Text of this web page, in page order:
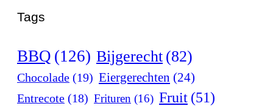
Tags
BBQ (126) Bijgerecht (82)
Chocolade (19) Eiergerechten (24)
Entrecote (18) Frituren (16) Fruit (51)